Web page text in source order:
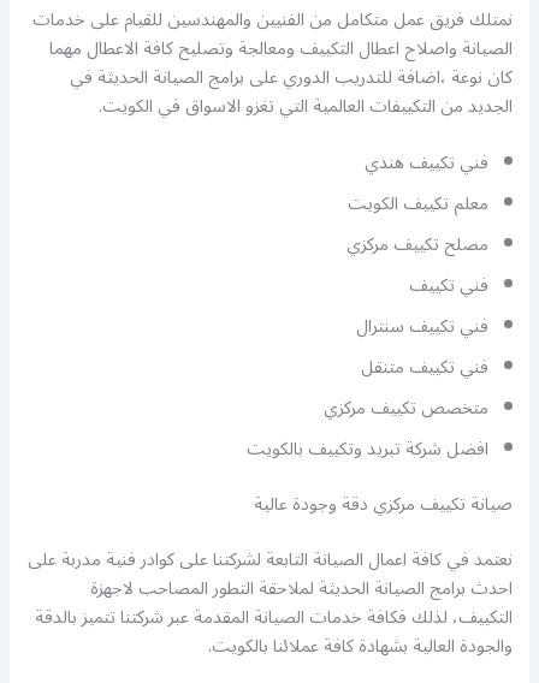
نمتلك فريق عمل متكامل من الفنيين والمهندسين للقيام على خدمات
الصيانة واصلاح اعطال التكييف ومعالجة وتصليح كافة الاعطال مهما
كان نوعة ،اضافة للتدريب الدوري على برامج الصيانة الحديثة في
الجديد من التكييفات العالمية التي تغزو الاسواق في الكويت.
فني تكييف هندي
معلم تكييف الكويت
مصلح تكييف مركزي
فني تكييف
فني تكييف سنترال
فني تكييف متنقل
متخصص تكييف مركزي
افضل شركة تبريد وتكييف بالكويت
صيانة تكييف مركزي دقة وجودة عالية
نعتمد في كافة اعمال الصيانة التابعة لشركتنا على كوادر فنية مدربة على
احدث برامج الصيانة الحديثة لملاحقة التطور المصاحب لاجهزة
التكييف، لذلك فكافة خدمات الصيانة المقدمة عبر شركتنا تتميز بالدقة
والجودة العالية بشهادة كافة عملائنا بالكويت.